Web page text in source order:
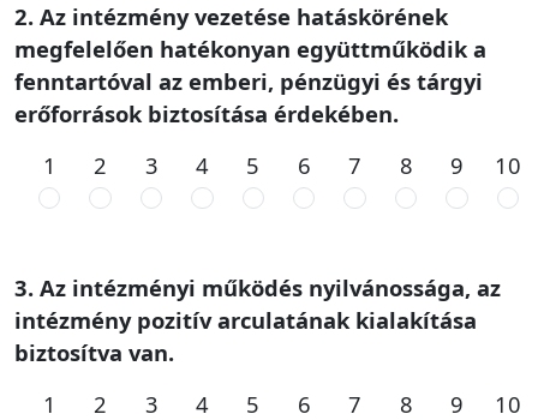
2. Az intézmény vezetése hatáskörének
megfelelően hatékonyan együttműködik a
fenntartóval az emberi, pénzügyi és tárgyi
erőforrások biztosítása érdekében.
1
2 3 4 5 6 7 8 9 10
3. Az intézményi működés nyilvánossága, az
intézmény pozitív arculatának kialakítása
biztosítva van.
1
2 3 4 5 6 7 8 9 10